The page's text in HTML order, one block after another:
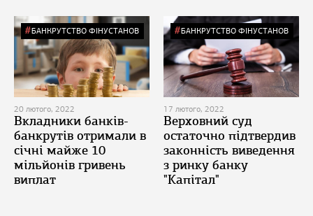
БАНКРУТСТВО ФІНУСТАНОВ
20 лютого, 2022
Вкладники банків-
банкрутів отримали в
січні майже 10
мільйонів гривень
виплат
БАНКРУТСТВО ФІНУСТАНОВ
17 лютого, 2022
Верховний суд
остаточно підтвердив
законність виведення
з ринку банку
"Капітал"